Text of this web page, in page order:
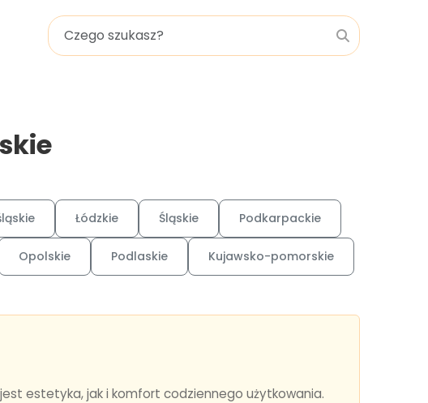
Łódzkie Śląskie Podkarpackie
Opolskie Podlaskie Kujawsko-pomorskie
estetyka, jak i komfort codziennego użytkowania.